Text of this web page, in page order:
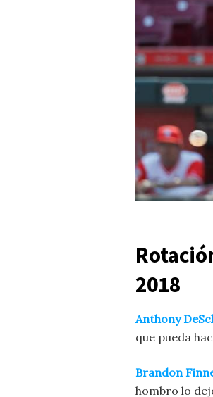
2018
Anthony
que pueda
Brandon
hombro lo